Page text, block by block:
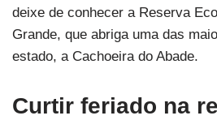
deixe de conhecer a Reserva
Grande, que abriga uma das
estado, a Cachoeira do Abade.
Curtir feriado na